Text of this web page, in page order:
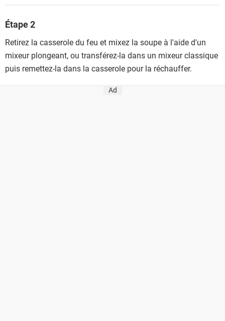
Étape 2
Retirez la casserole du feu et mixez la soupe à l'aide d'un
mixeur plongeant, ou transférez-la dans un mixeur classique
puis remettez-la dans la casserole pour la réchauffer.
Ad